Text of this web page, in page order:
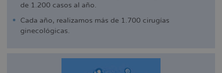
de 1.200 casos al año.
Cada año, realizamos más de 1.700 cirugías
ginecológicas.